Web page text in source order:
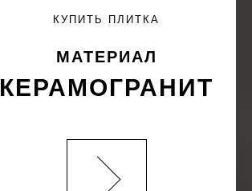
КУПИТЬ ПЛИТКА
МАТЕРИАЛ
КЕРАМОГРАНИТ